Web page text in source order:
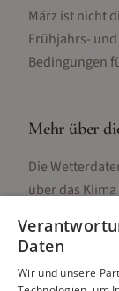
März ist nicht
Frühjahrs-
Bedingungen
Mehr über
Die
über das
Daten
Wir und unsere